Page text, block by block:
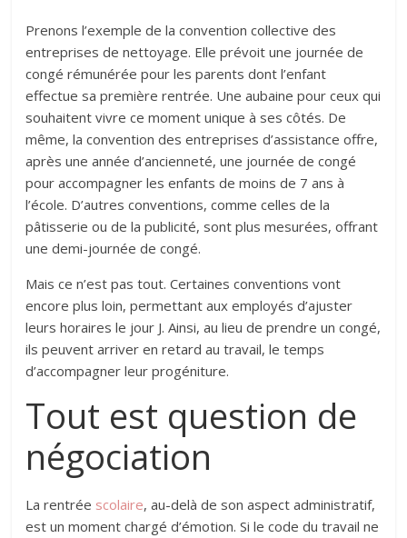
Prenons l’exemple de la convention collective des
entreprises de nettoyage. Elle prévoit une journée de
congé rémunérée pour les parents dont l’enfant
effectue sa première rentrée. Une aubaine pour ceux qui
souhaitent vivre ce moment unique à ses côtés. De
même, la convention des entreprises d’assistance offre,
après une année d’ancienneté, une journée de congé
pour accompagner les enfants de moins de 7 ans à
l’école. D’autres conventions, comme celles de la
pâtisserie ou de la publicité, sont plus mesurées, offrant
une demi-journée de congé.
Mais ce n’est pas tout. Certaines conventions vont
encore plus loin, permettant aux employés d’ajuster
leurs horaires le jour J. Ainsi, au lieu de prendre un congé,
ils peuvent arriver en retard au travail, le temps
d’accompagner leur progéniture.
Tout est question de
négociation
La rentrée scolaire, au-delà de son aspect administratif,
est un moment chargé d’émotion. Si le code du travail ne